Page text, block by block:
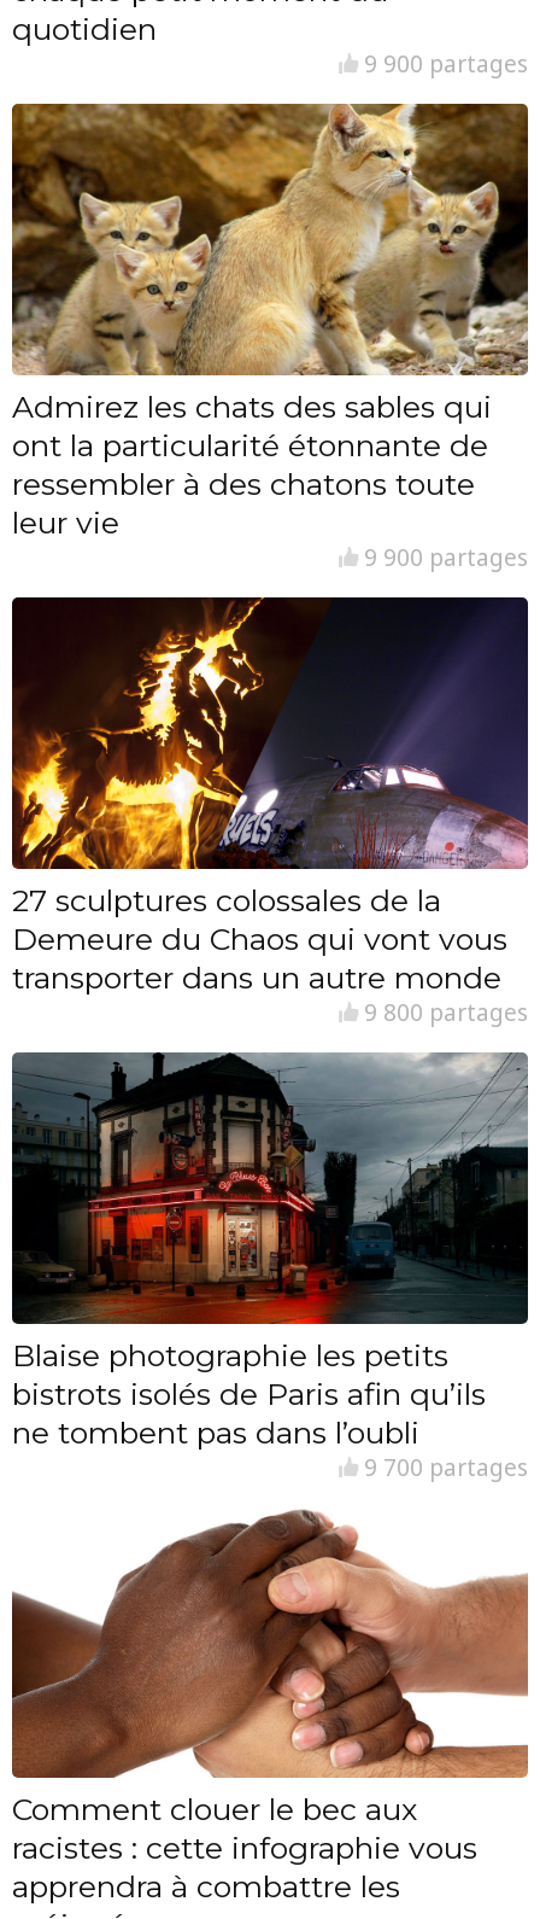
quotidien
9 900 partages
Admirez les chats des sables qui
ont la particularité étonnante de
ressembler à des chatons toute
leur vie
9 900 partages
27 sculptures colossales de la
Demeure du Chaos qui vont vous
transporter dans un autre monde
9 800 partages
Blaise photographie les petits
bistrots isolés de Paris afin qu’ils
ne tombent pas dans l’oubli
9 700 partages
Comment clouer le bec aux
racistes : cette infographie vous
apprendra à combattre les